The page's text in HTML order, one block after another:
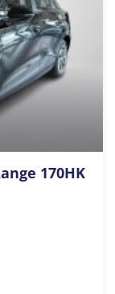
170HK